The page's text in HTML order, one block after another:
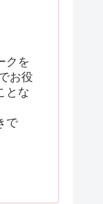
クを
お役
とな
で